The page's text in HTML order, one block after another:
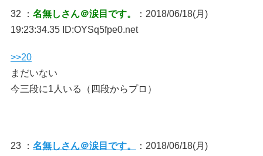
32 ： 名無しさん＠涙目です。
：2018/06/18(月)
19:23:34.35 ID:OYSq5fpe0.net
>>20
まだいない
今三段に1人いる（四段からプロ）
23 ： 名無しさん＠涙目です。
：2018/06/18(月)